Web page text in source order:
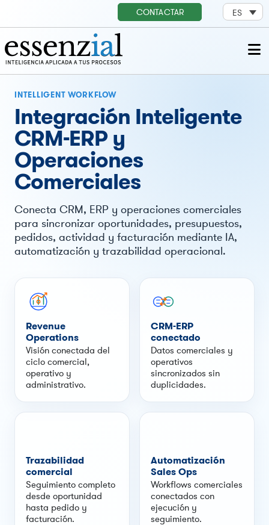
CONTACTAR ES
INTELLIGENT WORKFLOW
Integración Inteligente
CRM-ERP y
Operaciones
Comerciales
Conecta CRM, ERP y operaciones comerciales
para sincronizar oportunidades, presupuestos,
pedidos, actividad y facturación mediante IA,
automatización y trazabilidad operacional.
Revenue
Operations
Visión conectada del
ciclo comercial,
operativo y
administrativo.
CRM-ERP
conectado
Datos comerciales y
operativos
sincronizados sin
duplicidades.
Trazabilidad
comercial
Seguimiento completo
desde oportunidad
hasta pedido y
facturación.
Automatización
Sales Ops
Workflows comerciales
conectados con
ejecución y
seguimiento.